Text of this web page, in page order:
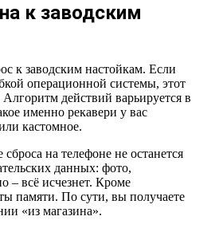
к заводским
к заводским настойкам. Если
операционной системы, этот
действий варьируется в
именно рекавери у вас
кастомное.
сброса на телефоне не останется
данных: фото,
– всё исчезнет. Кроме
памяти. По сути, вы получаете
«из магазина».